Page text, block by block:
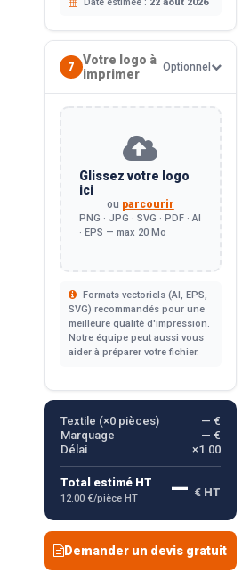
7
Votre logo à
imprimer
Optionnel
Glissez votre logo
ici
ou parcourir
PNG · JPG · SVG · PDF · AI
· EPS — max 20 Mo
Formats vectoriels (AI, EPS,
SVG) recommandés pour une
meilleure qualité d'impression.
Notre équipe peut aussi vous
aider à préparer votre fichier.
Textile (×0pièces)
— €
Marquage
— €
Délai
×1.00
Total estimé HT
12.00 €/pièce HT — € HT
Demander un devis gratuit